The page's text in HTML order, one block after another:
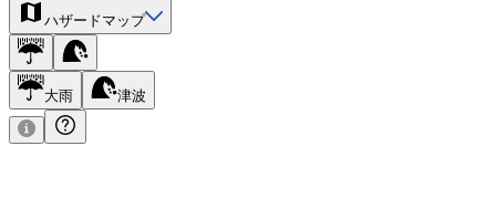
ハザードマップ
大雨 津波